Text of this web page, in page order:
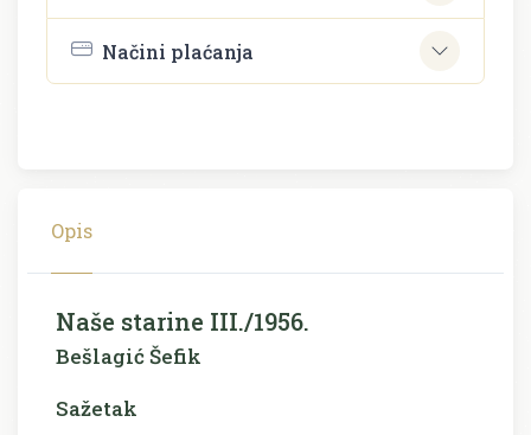
Načini plaćanja
Opis
Naše starine III./1956.
Bešlagić Šefik
Sažetak